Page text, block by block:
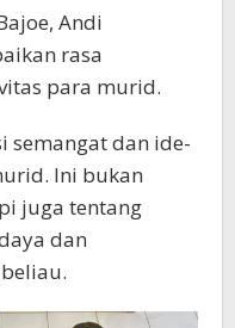
Andi
rasa
para murid.
semangat dan ide-
Ini bukan
juga tentang
dan